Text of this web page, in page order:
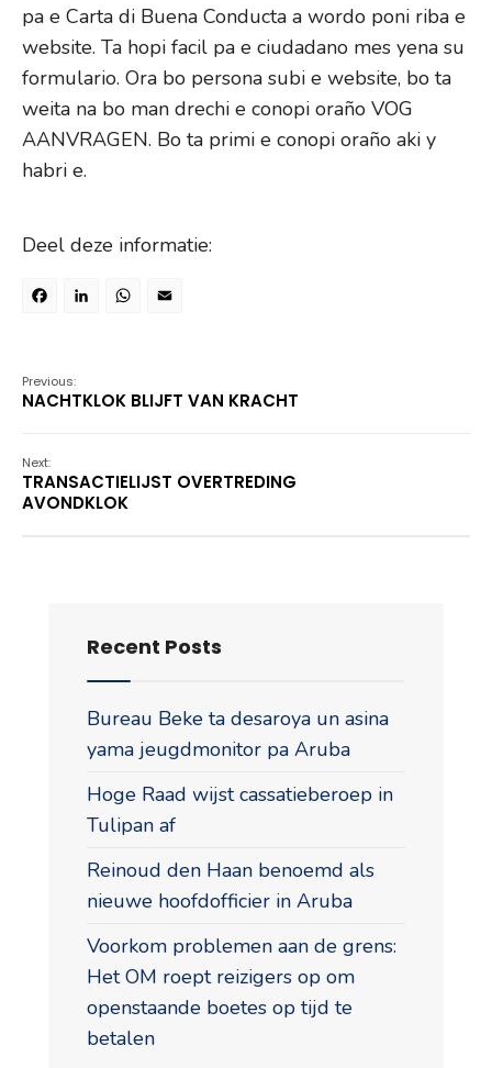
pa e Carta di Buena Conducta a wordo poni riba e
website. Ta hopi facil pa e ciudadano mes yena su
formulario. Ora bo persona subi e website, bo ta
weita na bo man drechi e conopi oraño VOG
AANVRAGEN. Bo ta primi e conopi oraño aki y
habri e.
Deel deze informatie:
Facebook
LinkedIn
WhatsApp
Previous:
NACHTKLOK BLIJFT VAN KRACHT
Next:
TRANSACTIELIJST OVERTREDING
AVONDKLOK
Recent Posts
Bureau Beke ta desaroya un asina
yama jeugdmonitor pa Aruba
Hoge Raad wijst cassatieberoep in
Tulipan af
Reinoud den Haan benoemd als
nieuwe hoofdofficier in Aruba
Voorkom problemen aan de grens:
Het OM roept reizigers op om
openstaande boetes op tijd te
betalen